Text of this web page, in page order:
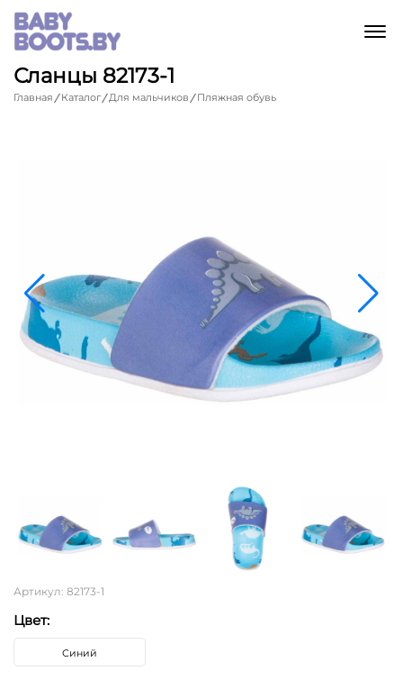
Сланцы 82173-1
Главная Каталог Для мальчиков Пляжная обувь
Артикул: 82173-1
Цвет:
Синий